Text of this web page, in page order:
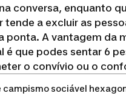
conversa, enquanto
tende a excluir as
ponta. A vantagem da
é que podes sentar 6
o convívio ou o
campismo sociável